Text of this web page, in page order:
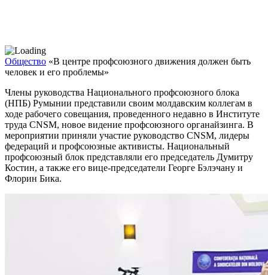
Общество «В центре профсоюзного движения должен быть
человек и его проблемы»
Члены руководства Национального профсоюзного бло­ка
(НПБ) Румынии представили своим молдавским кол­легам в
ходе рабочего совещания, проведенного недав­но в Институте
труда CNSM, новое видение профсоюзного органайзинга. В
мероприятии приняли участие руководс­тво CNSM, лидеры
федераций и профсоюзные активисты. Национальный
профсоюзный блок представляли его пред­седатель Думитру
Костин, а также его вице-председатели Георге Бэлэчану и
Флорин Бика.